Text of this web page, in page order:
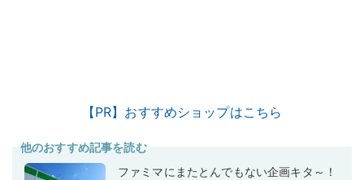
【PR】おすすめショップはこちら
他のおすすめ記事を読む
ファミマにまたとんでもない企画キタ～！